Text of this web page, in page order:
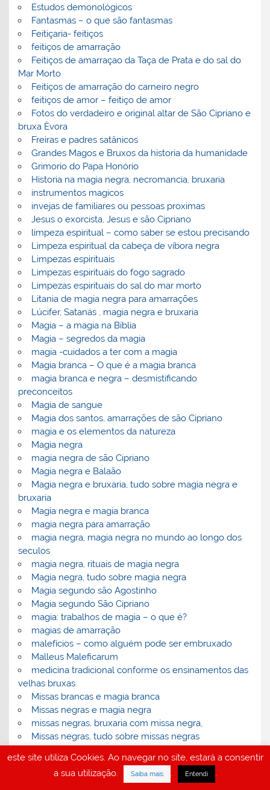
Estudos demonológicos
Fantasmas – o que são fantasmas
Feitiçaria- feitiços
feitiços de amarração
Feitiços de amarraçao da Taça de Prata e do sal do
Mar Morto
Feitiços de amarração do carneiro negro
feitiços de amor – feitiço de amor
Fotos do verdadeiro e original altar de São Cipriano e
bruxa Èvora
Freiras e padres satânicos
Grandes Magos e Bruxos da historia da humanidade
Grimorio do Papa Honório
Historia na magia negra, necromancia, bruxaria
instrumentos magicos
invejas de familiares ou pessoas proximas
Jesus o exorcista, Jesus e são Cipriano
limpeza espiritual – como saber se estou precisando
Limpeza espiritual da cabeça de víbora negra
Limpezas espirituais
Limpezas espirituais do fogo sagrado
Limpezas espirituais do sal do mar morto
Litania de magia negra para amarrações
Lúcifer, Satanás , magia negra e bruxaria
Magia – a magia na Bíblia
Magia – segredos da magia
magia -cuidados a ter com a magia
Magia branca – O que é a magia branca
magia branca e negra – desmistificando
preconceitos
Magia de sangue
Magia dos santos, amarrações de são Cipriano
magia e os elementos da natureza
Magia negra
magia negra de são Cipriano
Magia negra e Balaão
Magia negra e bruxaria, tudo sobre magia negra e
bruxaria
Magia negra e magia branca
magia negra para amarração
magia negra, magia negra no mundo ao longo dos
seculos
magia negra, rituais de magia negra
Magia negra, tudo sobre magia negra
Magia segundo são Agostinho
Magia segundo São Cipriano
magia: trabalhos de magia – o que é?
magias de amarração
malefícios – como alguém pode ser embruxado
Malleus Maleficarum
medicina tradicional conforme os ensinamentos das
velhas bruxas
Missas brancas e magia branca
Missas negras e magia negra
missas negras, bruxaria com missa negra,
Missas negras, tudo sobre missas negras
necromancia. magia negra, bruxaria
O bem e o mal – as bênçãos e maldiçoes
este site utiliza Cookies. Ao navegar no site, estará a consentir
a sua utilização.
Saiba mais . Entendi .